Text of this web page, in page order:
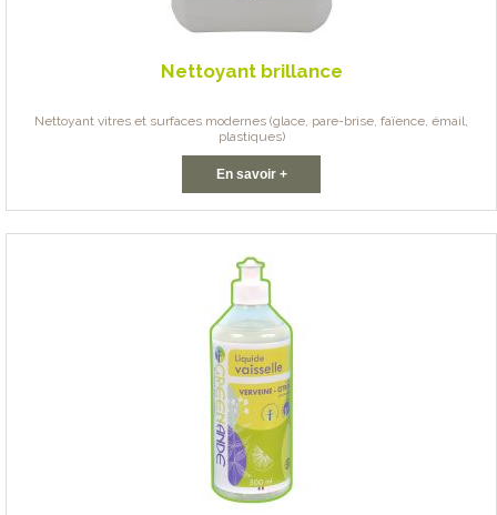
Nettoyant brillance
Nettoyant vitres et surfaces modernes (glace, pare-brise, faïence, émail,
plastiques)
En savoir +